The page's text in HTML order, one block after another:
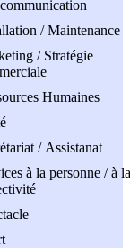
/ Maintenance
/ Stratégie
Humaines
/ Assistanat
à la personne / à la